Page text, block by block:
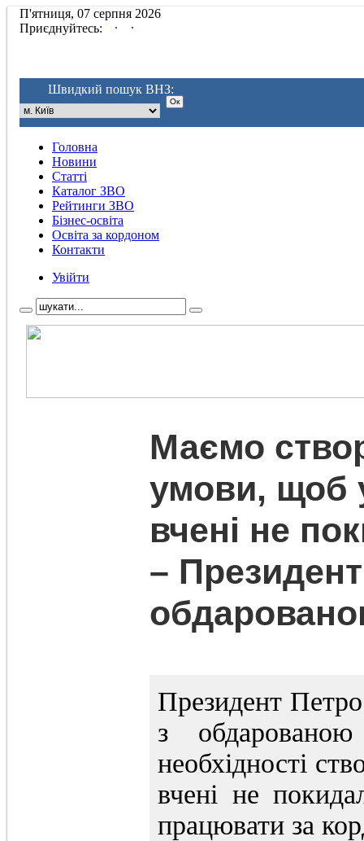
П'ятниця, 07 серпня 2026
Приєднуйтесь:
. .
Швидкий пошук ВНЗ:
Головна
Новини
Статті
Каталог ЗВО
Рейтинги ЗВО
Бізнес-освіта
Освіта за кордоном
Контакти
Увійти
Маємо
умови, щоб
вчені не
– Президент
Президент
з
необхідності
вчені не
працювати за